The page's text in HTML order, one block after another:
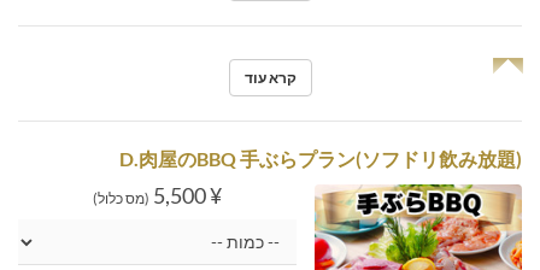
◥◤
קרא עוד
D.肉屋のBBQ 手ぶらプラン(ソフドリ飲み放題)
¥ 5,500 (מס כלול)